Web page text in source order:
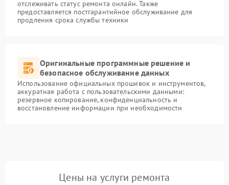
отслеживать статус ремонта онлайн. Также
предоставляется постгарантийное обслуживание для
продления срока службы техники
Оригинальные программные решение и
безопасное обслуживание данных
Использование официальных прошивок и инструментов,
аккуратная работа с пользовательскими данными:
резервное копирование, конфиденциальность и
восстановление информации при необходимости
Цены на услуги ремонта